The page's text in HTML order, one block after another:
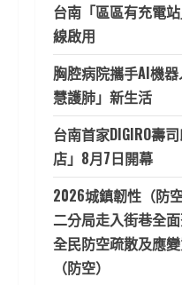
台南「區區有充電
線啟用
胸腔病院攜手AI機
慧護肺」新生活
台南首家DIGIRO壽
店」8月7日開幕
2026城鎮韌性（防
二分局走入街巷全
全民防空疏散及應
（防空）